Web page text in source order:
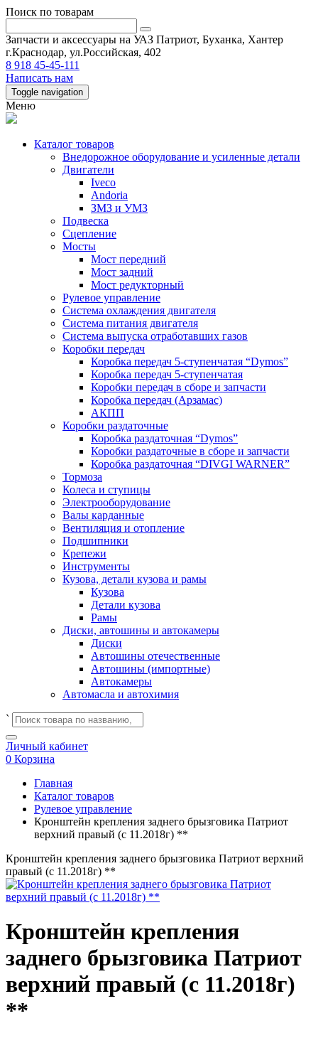
Поиск по товарам
Запчасти и аксессуары на УАЗ Патриот, Буханка, Хантер
г.Краснодар, ул.Российская, 402
8 918 45-45-111
Написать нам
Toggle navigation
Меню
Каталог товаров
Внедорожное оборудование и усиленные детали
Двигатели
Iveco
Andoria
ЗМЗ и УМЗ
Подвеска
Сцепление
Мосты
Мост передний
Мост задний
Мост редукторный
Рулевое управление
Система охлаждения двигателя
Система питания двигателя
Система выпуска отработавших газов
Коробки передач
Коробка передач 5-ступенчатая “Dymos”
Коробка передач 5-ступенчатая
Коробки передач в сборе и запчасти
Коробка передач (Арзамас)
АКПП
Коробки раздаточные
Коробка раздаточная “Dymos”
Коробки раздаточные в сборе и запчасти
Коробка раздаточная “DIVGI WARNER”
Тормоза
Колеса и ступицы
Электрооборудование
Валы карданные
Вентиляция и отопление
Подшипники
Крепежи
Инструменты
Кузова, детали кузова и рамы
Кузова
Детали кузова
Рамы
Диски, автошины и автокамеры
Диски
Автошины отечественные
Автошины (импортные)
Автокамеры
Автомасла и автохимия
`
Личный кабинет
0 Корзина
Главная
Каталог товаров
Рулевое управление
Кронштейн крепления заднего брызговика Патриот
верхний правый (с 11.2018г) **
Кронштейн крепления заднего брызговика Патриот верхний
правый (с 11.2018г) **
Кронштейн крепления
заднего брызговика Патриот
верхний правый (с 11.2018г)
**